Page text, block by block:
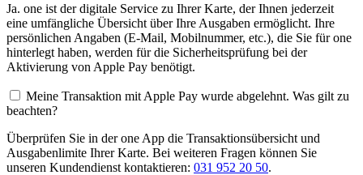
Ja. one ist der digitale Service zu Ihrer Karte, der Ihnen jederzeit
eine umfängliche Übersicht über Ihre Ausgaben ermöglicht. Ihre
persönlichen Angaben (E-Mail, Mobilnummer, etc.), die Sie für one
hinterlegt haben, werden für die Sicherheitsprüfung bei der
Aktivierung von Apple Pay benötigt.
Meine Transaktion mit Apple Pay wurde abgelehnt. Was gilt zu
beachten?
Überprüfen Sie in der one App die Transaktionsübersicht und
Ausgabenlimite Ihrer Karte. Bei weiteren Fragen können Sie
unseren Kundendienst kontaktieren: 031 952 20 50.